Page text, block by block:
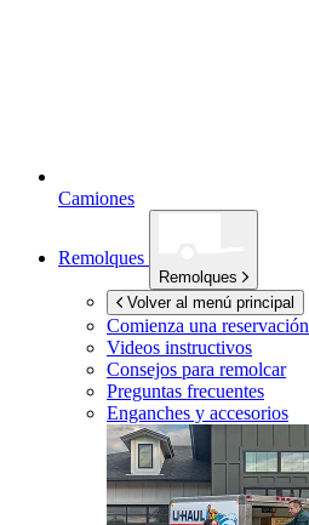
Camiones
Remolques
Remolques
Volver al menú principal
Comienza una reservación
Videos instructivos
Consejos para remolcar
Preguntas frecuentes
Enganches y accesorios